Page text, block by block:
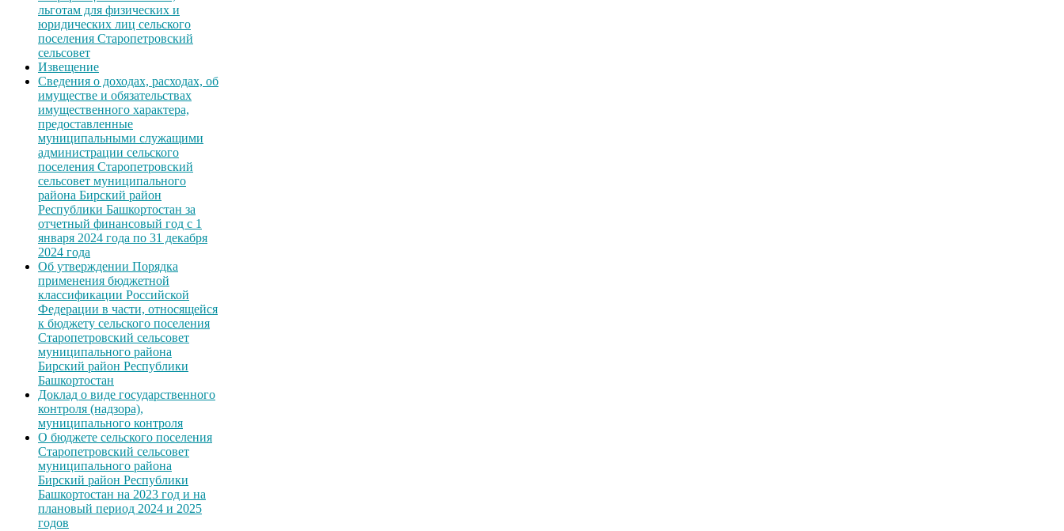
льготам для физических и
юридических лиц сельского
поселения Старопетровский
сельсовет
Извещение
Сведения о доходах, расходах, об
имуществе и обязательствах
имущественного характера,
предоставленные
муниципальными служащими
администрации сельского
поселения Старопетровский
сельсовет муниципального
района Бирский район
Республики Башкортостан за
отчетный финансовый год с 1
января 2024 года по 31 декабря
2024 года
Об утверждении Порядка
применения бюджетной
классификации Российской
Федерации в части, относящейся
к бюджету сельского поселения
Старопетровский сельсовет
муниципального района
Бирский район Республики
Башкортостан
Доклад о виде государственного
контроля (надзора),
муниципального контроля
О бюджете сельского поселения
Старопетровский сельсовет
муниципального района
Бирский район Республики
Башкортостан на 2023 год и на
плановый период 2024 и 2025
годов